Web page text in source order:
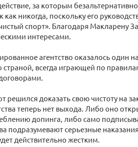
за которым
как никогда, поскольку его
спорт». Благодаря Макларену
интересами.
агентство оказалось один
страной, всегда играющей по
решился доказать свою чистоту на
теперь нет выхода. Либо оно
допинга, либо само
подразумевают серьезные
действительно жестким.